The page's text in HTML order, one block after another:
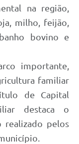
na região,
milho, feijão,
bovino e
importante,
familiar
de Capital
destaca o
pelos